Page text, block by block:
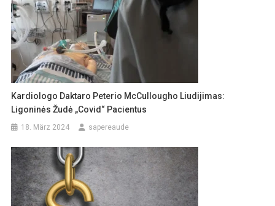
Kardiologo Daktaro Peterio McCullougho Liudijimas:
Ligoninės Žudė „Covid“ Pacientus
18. März 2024 sapereaude